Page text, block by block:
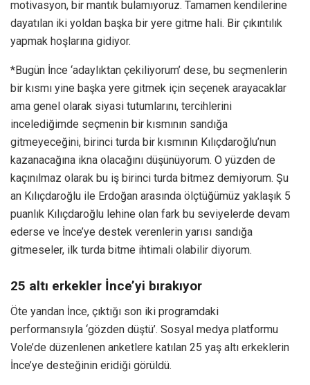
motivasyon, bir mantık bulamıyoruz. Tamamen kendilerine
dayatılan iki yoldan başka bir yere gitme hali. Bir çıkıntılık
yapmak hoşlarına gidiyor.
*Bugün İnce ‘adaylıktan çekiliyorum’ dese, bu seçmenlerin
bir kısmı yine başka yere gitmek için seçenek arayacaklar
ama genel olarak siyasi tutumlarını, tercihlerini
incelediğimde seçmenin bir kısmının sandığa
gitmeyeceğini, birinci turda bir kısmının Kılıçdaroğlu’nun
kazanacağına ikna olacağını düşünüyorum. O yüzden de
kaçınılmaz olarak bu iş birinci turda bitmez demiyorum. Şu
an Kılıçdaroğlu ile Erdoğan arasında ölçtüğümüz yaklaşık 5
puanlık Kılıçdaroğlu lehine olan fark bu seviyelerde devam
ederse ve İnce’ye destek verenlerin yarısı sandığa
gitmeseler, ilk turda bitme ihtimali olabilir diyorum.
25 altı erkekler İnce’yi bırakıyor
Öte yandan İnce, çıktığı son iki programdaki
performansıyla ‘gözden düştü’. Sosyal medya platformu
Vole’de düzenlenen anketlere katılan 25 yaş altı erkeklerin
İnce’ye desteğinin eridiği görüldü.